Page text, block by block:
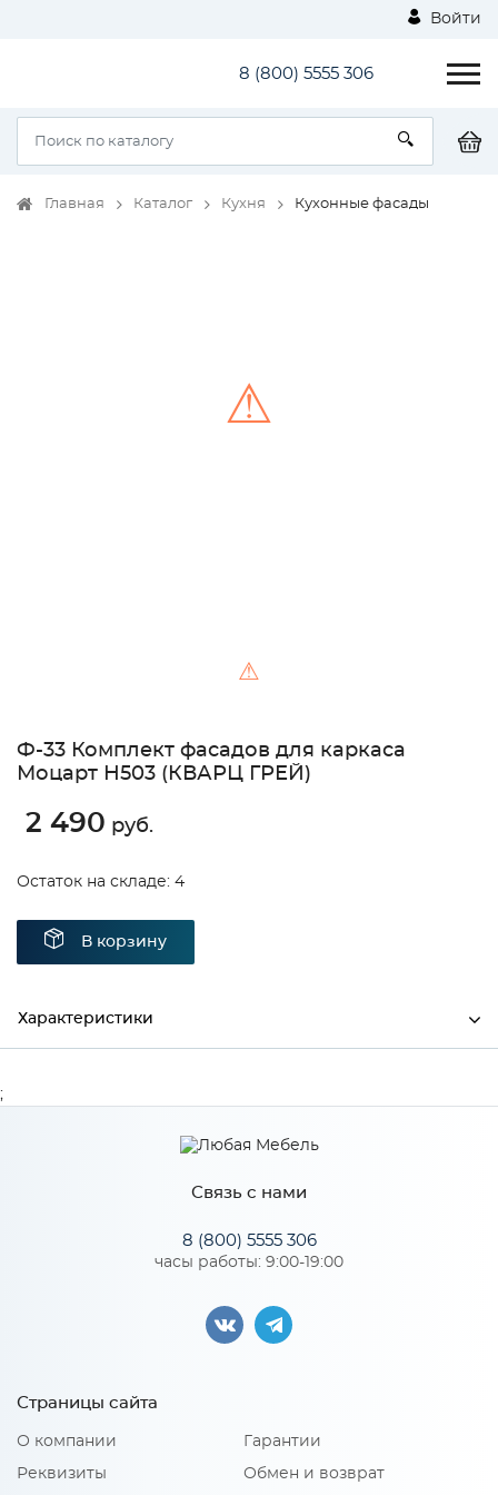
Войти
8 (800) 5555 306
Главная Каталог Кухня Кухонные фасады
⚠
⚠
Ф-33 Комплект фасадов для каркаса
Моцарт Н503 (КВАРЦ ГРЕЙ)
2 490 руб.
Остаток на складе: 4
В корзину
Характеристики
Количество упаковок: 1
Связь с нами
8 (800) 5555 306
часы работы: 9:00-19:00
Страницы сайта
О компании
Реквизиты
Гарантии
Обмен и возврат
;